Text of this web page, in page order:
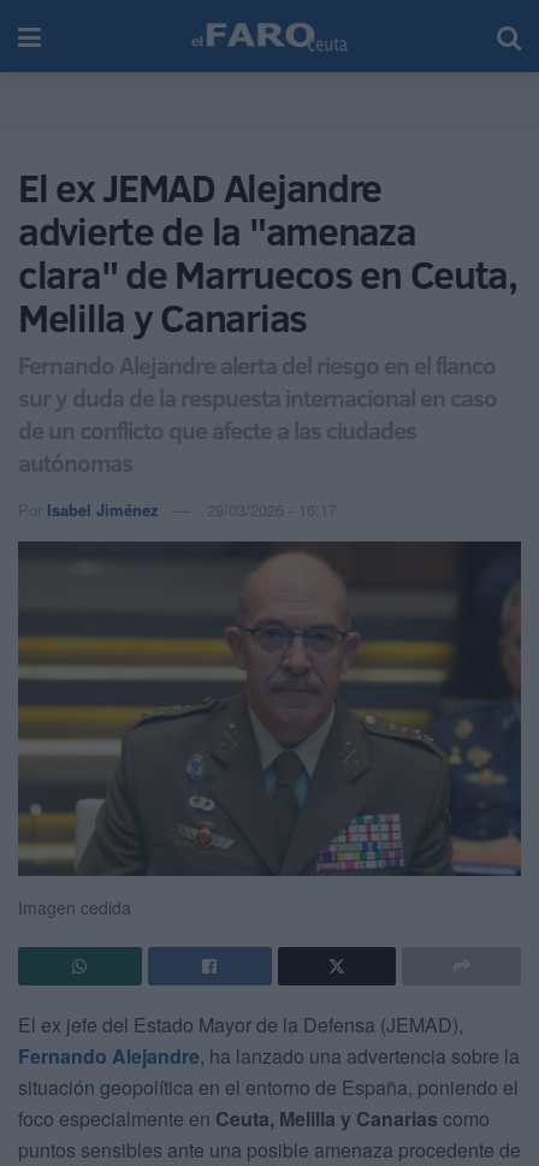
El ex JEMAD Alejandre
advierte de la "amenaza
clara" de Marruecos en Ceuta,
Melilla y Canarias
Fernando Alejandre alerta del riesgo en el flanco
sur y duda de la respuesta internacional en caso
de un conflicto que afecte a las ciudades
autónomas
Por Isabel Jiménez 29/03/2026 - 16:17
Imagen cedida
El ex jefe del Estado Mayor de la Defensa (JEMAD),
Fernando Alejandre, ha lanzado una advertencia sobre la
situación geopolítica en el entorno de España, poniendo el
foco especialmente en Ceuta, Melilla y Canarias como
puntos sensibles ante una posible amenaza procedente de